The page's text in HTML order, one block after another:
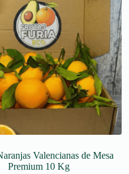
Valencianas de Mesa
Premium 10 Kg